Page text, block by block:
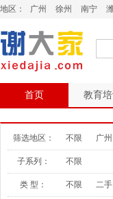
地区： 广州 徐州 南宁
首页 教育培
筛选地区： 不限 广州
子系列： 不限
类 型： 不限 二手